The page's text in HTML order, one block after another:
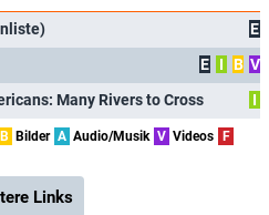
E
E I B V
Many Rivers to Cross
I
B Bilder A Audio/Musik V Videos F
Links